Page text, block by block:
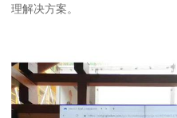
理解决方案。